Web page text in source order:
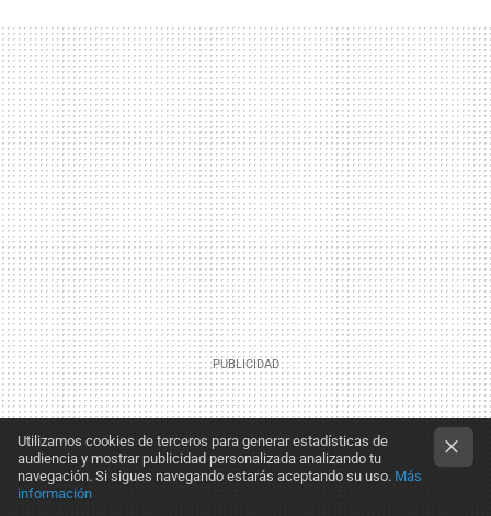
Utilizamos cookies de terceros para generar estadísticas de
audiencia y mostrar publicidad personalizada analizando tu
navegación. Si sigues navegando estarás aceptando su uso. Más
información